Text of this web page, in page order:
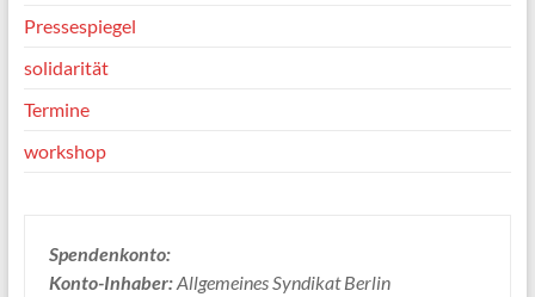
Pressespiegel
solidarität
Termine
workshop
Spendenkonto:
Konto-Inhaber:Allgemeines Syndikat Berlin